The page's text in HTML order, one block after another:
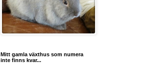
Mitt gamla växthus som numera
inte finns kvar...